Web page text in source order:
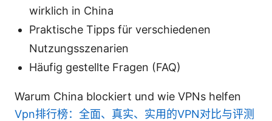
wirklich in China
Praktische Tipps für verschiedenen
Nutzungsszenarien
Häufig gestellte Fragen (FAQ)
Warum China blockiert und wie VPNs helfen
Vpn排行榜：全面、真实、实用的VPN对比与评测